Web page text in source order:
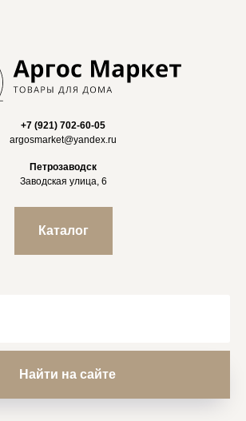
+7 (921) 702-60-05
argosmarket@yandex.ru
Петрозаводск
Заводская улица, 6
Каталог
Найти на сайте